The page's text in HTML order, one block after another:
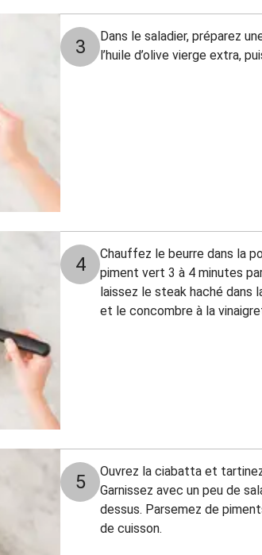
3
Dans le saladier, préparez
l’huile d’olive vierge extra,
4
Chauffez le beurre dans la
piment vert 3 à 4 minutes
laissez le steak haché dans
et le concombre à la
5
Ouvrez la ciabatta et
Garnissez avec un peu de
dessus. Parsemez de
de cuisson.